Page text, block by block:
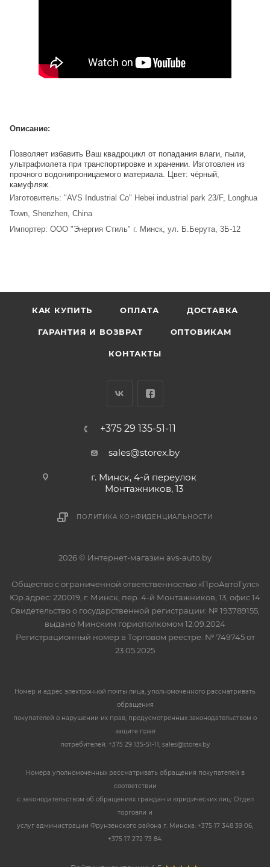
Описание:
Позволяет избавить Ваш квадроцикл от попадания влаги, пыли,
ультрафиолета при транспортировке и хранении. Изготовлен из
прочного водонипроницаемого материала. Цвет: чёрный,
камуфляж.
Изготовитель: "AVS Industrial Co" Hebei industrial park 23/F, Longhua
Town, Shenzhen, China
Импортер: ООО "Энергия Стиль" г. Минск, ул. Б.Берута, 3Б-12
КАК КУПИТЬ ОПЛАТА ДОСТАВКА
ГАРАНТИЯ И ВОЗВРАТ ОПТОВИКАМ
КОНТАКТЫ
+375 29 135-51-11
sales@storex.by
г. Минск, 4-й переулок
Монтажников, 13
ПОЛИТИКА КОНФИДЕНЦИАЛЬНОСТИ
2026 © Интернет-магазин avs-auto.by
Общество с ограниченной ответственностью «ПроАвтоТулс»
Юр.адрес: 220019, г. Минск, пер. 4-й Монтажников, 13, офис 14
Свидетельство о государственной регистрации: № 193789155,
выдано Минским горисполкомом 12.09.2024
Регистрационный номер в Торговом реестре: № 749745 от
23.05.2025
Номер и адрес электронной почты лица, уполномоченного рассматривать
обращения
покупателей о нарушении их прав, предусмотренных законодательством о
защите прав
потребителей: +375 29 135-51-11, sales@storex.by
Номера уполномоченных рассматривать обращения покупателей в
соответствии
с законодательством об обращениях граждан и юридических лиц: Отдел
торговли и
услуг администрации Фрунзенского района г. Минска: +375 17 348 39 06,
+375 17 272 73 84.